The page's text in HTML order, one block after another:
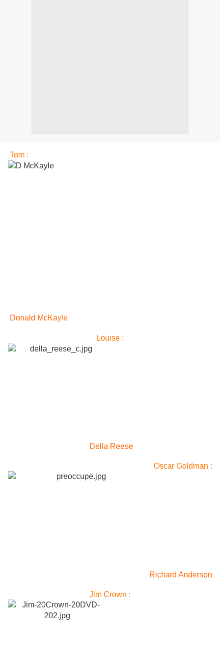
Tom :
Donald McKayle
Louise :
Della Reese
Oscar Goldman :
Richard Anderson
Jim Crown :